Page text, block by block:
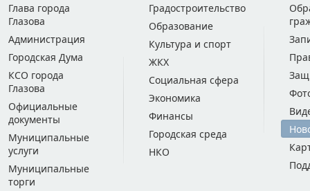
Глава города
Глазова
Администрация
Городская Дума
КСО города
Глазова
Официальные
документы
Муниципальные
услуги
Муниципальные
торги
Градостроительство
Образование
Культура и спорт
ЖКХ
Социальная сфера
Экономика
Финансы
Городская среда
НКО